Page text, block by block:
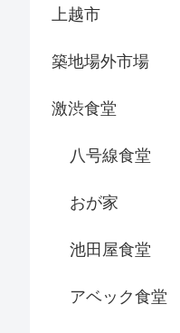
上越市
築地場外市場
激渋食堂
八号線食堂
おが家
池田屋食堂
アベック食堂